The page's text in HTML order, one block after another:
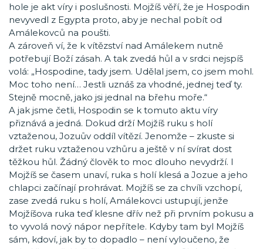
hole je akt víry i poslušnosti. Mojžíš věří, že je Hospodin
nevyvedl z Egypta proto, aby je nechal pobít od
Amálekovců na poušti.
A zároveň ví, že k vítězství nad Amálekem nutně
potřebují Boží zásah. A tak zvedá hůl a v srdci nejspíš
volá: „Hospodine, tady jsem. Udělal jsem, co jsem mohl.
Moc toho není… Jestli uznáš za vhodné, jednej teď ty.
Stejně mocně, jako jsi jednal na břehu moře.“
A jak jsme četli, Hospodin se k tomuto aktu víry
přiznává a jedná. Dokud drží Mojžíš ruku s holí
vztaženou, Jozuův oddíl vítězí. Jenomže – zkuste si
držet ruku vztaženou vzhůru a ještě v ní svírat dost
těžkou hůl. Žádný člověk to moc dlouho nevydrží. I
Mojžíš se časem unaví, ruka s holí klesá a Jozue a jeho
chlapci začínají prohrávat. Mojžíš se za chvíli vzchopí,
zase zvedá ruku s holí, Amálekovci ustupují, jenže
Mojžíšova ruka teď klesne dřív než při prvním pokusu a
to vyvolá nový nápor nepřítele. Kdyby tam byl Mojžíš
sám, kdoví, jak by to dopadlo – není vyloučeno, že